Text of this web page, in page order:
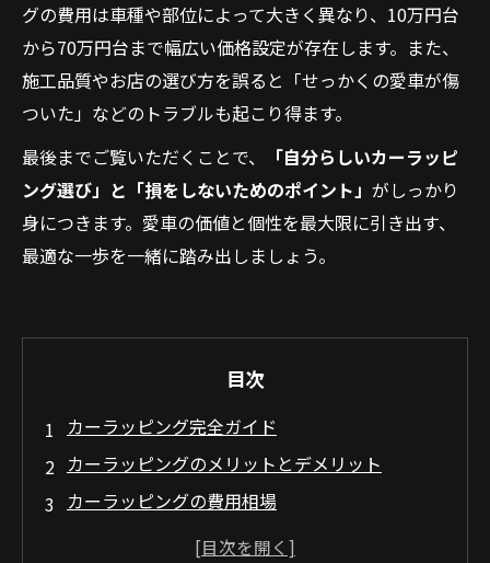
グの費用は車種や部位によって大きく異なり、10万円台
から70万円台まで幅広い価格設定が存在します。また、
施工品質やお店の選び方を誤ると「せっかくの愛車が傷
ついた」などのトラブルも起こり得ます。
最後までご覧いただくことで、
「自分らしいカーラッピ
ング選び」と「損をしないためのポイント」 がしっかり
身につきます。愛車の価値と個性を最大限に引き出す、
最適な一歩を一緒に踏み出しましょう。
目次
カーラッピング完全ガイド
カーラッピングのメリットとデメリット
カーラッピングの費用相場
カーラッピング施工の全工程とプロのコツ